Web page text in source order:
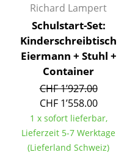
Kindertische
Gartentische
Servierwagen
Einzelteile
... alle Tische
Aufbewahren
Richard Lampert
Schulstart-Set:
Kinderschreibtisch
Eiermann + Stuhl +
Container
CHF 1’927.00
CHF 1’558.00
1 x sofort lieferbar,
Lieferzeit 5-7 Werktage
(Lieferland Schweiz)